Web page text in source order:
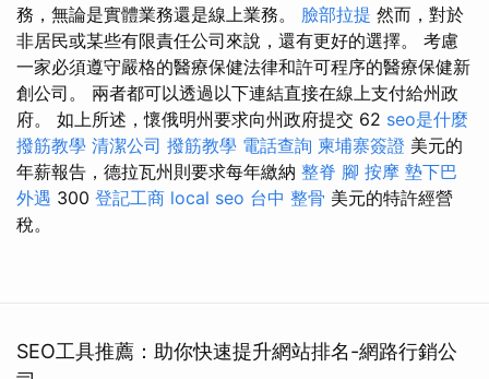
務，無論是實體業務還是線上業務。 臉部拉提 然而，對於
非居民或某些有限責任公司來說，還有更好的選擇。 考慮
一家必須遵守嚴格的醫療保健法律和許可程序的醫療保健新
創公司。 兩者都可以透過以下連結直接在線上支付給州政
府。 如上所述，懷俄明州要求向州政府提交 62 seo是什麼
撥筋教學 清潔公司 撥筋教學 電話查詢 柬埔寨簽證 美元的
年薪報告，德拉瓦州則要求每年繳納 整脊 腳 按摩 墊下巴
外遇 300 登記工商 local seo 台中 整骨 美元的特許經營
稅。
SEO工具推薦：助你快速提升網站排名-網路行銷公